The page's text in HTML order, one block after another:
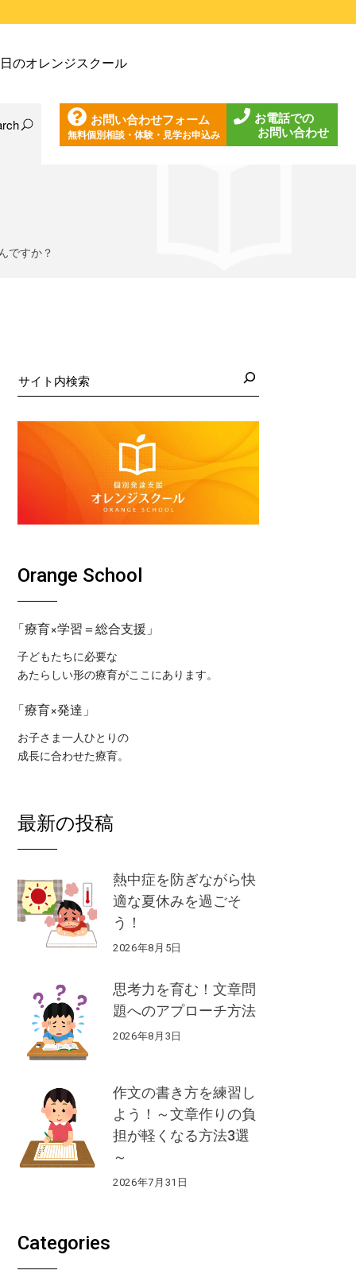
のオレンジスクール
日の東戸塚教室
の溝ノ口教室
日の藤沢第２教室
日のピコ東戸塚教室
お問い合わせフォーム
無料個別相談・体験・見学お申込み
お電話での
お問い合わせ
塚第２教室
戸塚第４教室
口教室
み野教室
教室
コ東戸塚教室
ですか？
索
Orange School
「療育×学習＝総合支援」
子どもたちに必要な
あたらしい形の療育がここにあります。
「療育×発達」
お子さま一人ひとりの
成長に合わせた療育。
最新の投稿
熱中症を防ぎながら快
適な夏休みを過ごそ
う！
2026年8月5日
思考力を育む！文章問
題へのアプローチ方法
2026年8月3日
作文の書き方を練習し
よう！～文章作りの負
担が軽くなる方法3選
～
2026年7月31日
Categories